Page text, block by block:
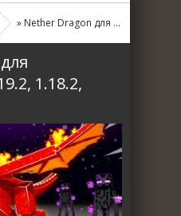
» Nether Dragon для Майнкрафт [1.19.2, 1.18.2, 1.17.1]
1.18.2,